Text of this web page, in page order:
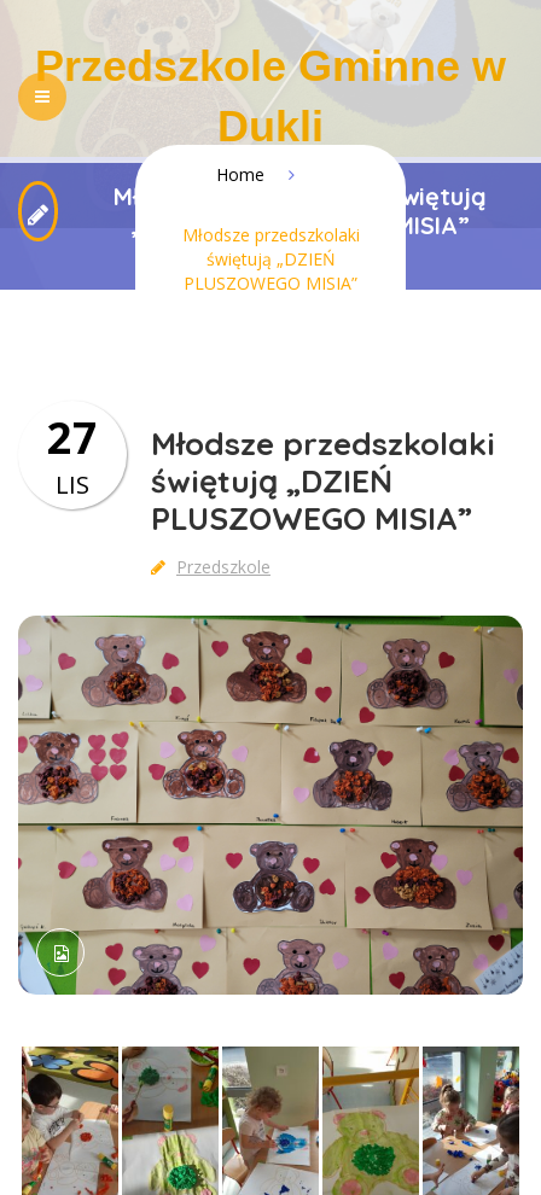
Przedszkole Gminne w
Dukli
NASZE PRZEDSZKOLE REKRUTACJA
PEDAGOGIZACJA RODZICÓW
Młodsze przedszkolaki świętują
„DZIEŃ PLUSZOWEGO MISIA”
Home
Młodsze przedszkolaki
świętują „DZIEŃ
PLUSZOWEGO MISIA”
Młodsze przedszkolaki
świętują „DZIEŃ
PLUSZOWEGO MISIA”
Przedszkole
27
LIS